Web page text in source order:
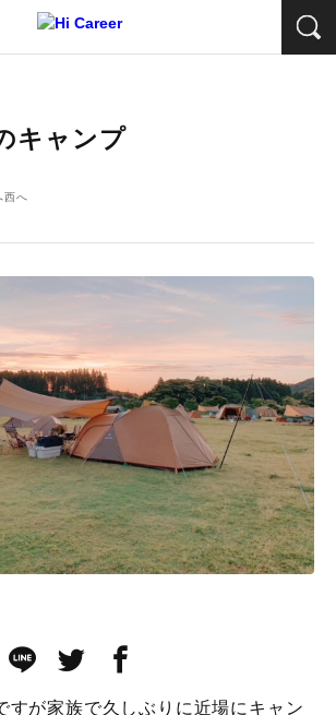
キャンプ
西へ
すが家族で久しぶりに近場にキャン